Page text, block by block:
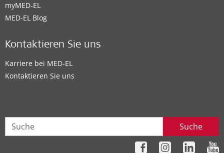
myMED‑EL
MED-EL Blog
Kontaktieren Sie uns
Karriere bei MED-EL
Kontaktieren Sie uns
Suche